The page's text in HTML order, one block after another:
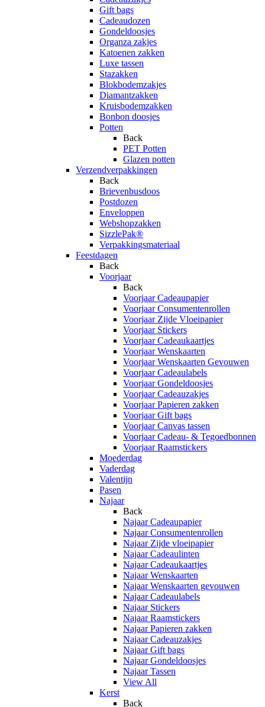
Gift bags
Cadeaudozen
Gondeldoosjes
Organza zakjes
Katoenen zakken
Luxe tassen
Stazakken
Blokbodemzakjes
Diamantzakken
Kruisbodemzakken
Bonbon doosjes
Potten
Back
PET Potten
Glazen potten
Verzendverpakkingen
Back
Brievenbusdoos
Postdozen
Enveloppen
Webshopzakken
SizzlePak®
Verpakkingsmateriaal
Feestdagen
Back
Voorjaar
Back
Voorjaar Cadeaupapier
Voorjaar Consumentenrollen
Voorjaar Zijde Vloeipapier
Voorjaar Stickers
Voorjaar Cadeaukaartjes
Voorjaar Wenskaarten
Voorjaar Wenskaarten Gevouwen
Voorjaar Cadeaulabels
Voorjaar Gondeldoosjes
Voorjaar Cadeauzakjes
Voorjaar Papieren zakken
Voorjaar Gift bags
Voorjaar Canvas tassen
Voorjaar Cadeau- & Tegoedbonnen
Voorjaar Raamstickers
Moederdag
Vaderdag
Valentijn
Pasen
Najaar
Back
Najaar Cadeaupapier
Najaar Consumentenrollen
Najaar Zijde vloeipapier
Najaar Cadeaulinten
Najaar Cadeaukaartjes
Najaar Wenskaarten
Najaar Wenskaarten gevouwen
Najaar Cadeaulabels
Najaar Stickers
Najaar Raamstickers
Najaar Papieren zakken
Najaar Cadeauzakjes
Najaar Gift bags
Najaar Gondeldoosjes
Najaar Tassen
View All
Kerst
Back